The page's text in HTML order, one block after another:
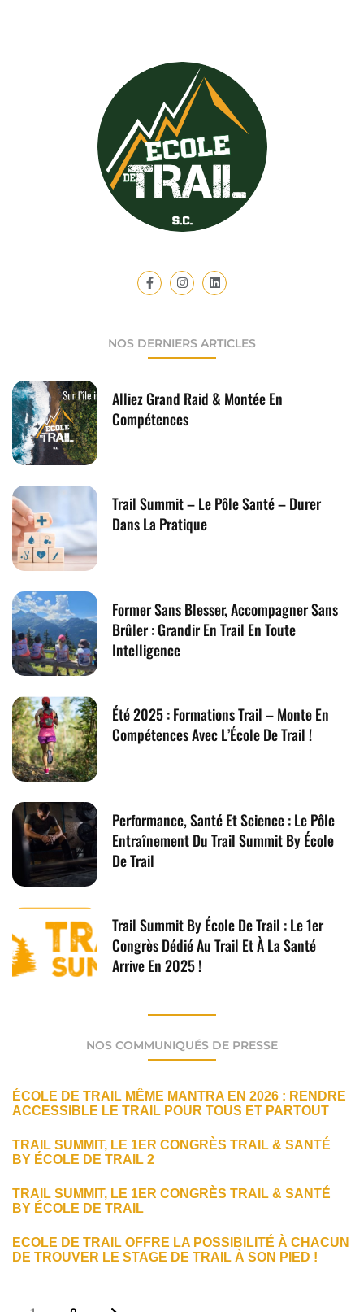
NOS DERNIERS ARTICLES
Alliez Grand Raid & Montée En
Compétences
Trail Summit – Le Pôle Santé – Durer
Dans La Pratique
Former Sans Blesser, Accompagner Sans
Brûler : Grandir En Trail En Toute
Intelligence
Été 2025 : Formations Trail – Monte En
Compétences Avec L’École De Trail !
Performance, Santé Et Science : Le Pôle
Entraînement Du Trail Summit By École
De Trail
Trail Summit By École De Trail : Le 1er
Congrès Dédié Au Trail Et À La Santé
Arrive En 2025 !
NOS COMMUNIQUÉS DE PRESSE
ÉCOLE DE TRAIL MÊME MANTRA EN 2026 : RENDRE
ACCESSIBLE LE TRAIL POUR TOUS ET PARTOUT
TRAIL SUMMIT, LE 1ER CONGRÈS TRAIL & SANTÉ
BY ÉCOLE DE TRAIL 2
TRAIL SUMMIT, LE 1ER CONGRÈS TRAIL & SANTÉ
BY ÉCOLE DE TRAIL
ECOLE DE TRAIL OFFRE LA POSSIBILITÉ À CHACUN
DE TROUVER LE STAGE DE TRAIL À SON PIED !